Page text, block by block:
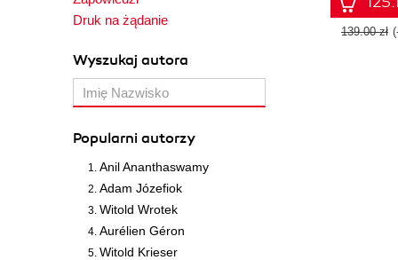
Druk na żądanie
Wyszukaj autora
Popularni autorzy
Anil Ananthaswamy
Adam Józefiok
Witold Wrotek
Aurélien Géron
Witold Krieser
processes to
outcomes
139.00 zł